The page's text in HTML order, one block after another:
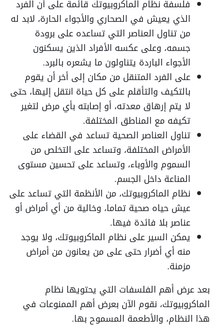
فلسفة نظام الماكروبيوتك قائمة على أن الفرد
الذي يعيش في الصحاري والأجواء الحارة، لابد له
من تناول العناصر التي تساعده على برودة
جسمه، وعلى عكسه الأفراد الذين يسكنون
الأجواء الباردة يتناولون ما يشعره بالبرد.
على الفرد المتنقل من مكان إلى أخر أن يقوم
بالتكيف والتأقلم على كل حياة انتقل إليها، حتى
لا يتم إرهاق معدته، أو إصابته بأي مرض لتغير
تكيفه مع المناطق المختلفة.
تناول العناصر الصحية تساعد في القضاء على
الأمراض المختلفة، وتساعد على التخلص من
السموم والأوباء، وتساعد على تحسين مستوى
المناعة داخل الجسم.
نظام الماكروبيوتك، من الأنظمة التي تساعد على
عيش حياه صحية تماما، وخالية من أي أمراض أو
عناصر بلا فائدة فيها.
يمكن السير على نظام الماكروبيوتك، ولا يوجد
منه أي أضرار حتى على من يعانون من أمراض
مزمنة.
بعد عرض أهم الفلسفات التي يحتويها نظام
الماكروبيوتك، نقوم الآن بعرض أهم الممنوعات في
هذا النظام، والأطعمة المسموح بها.